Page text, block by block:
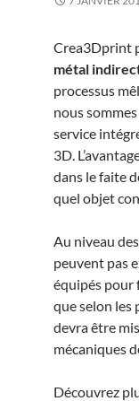
Crea3Dprint
métal
processus
nous
service
3D.
dans le faite
quel objet
Au niveau
peuvent pas
équipés pour
que selon les
devra être
mécaniques
Découvrez